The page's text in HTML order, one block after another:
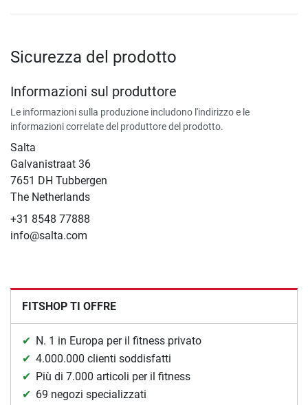
Sicurezza del prodotto
Informazioni sul produttore
Le informazioni sulla produzione includono l'indirizzo e le
informazioni correlate del produttore del prodotto.
Salta
Galvanistraat 36
7651 DH Tubbergen
The Netherlands
+31 8548 77888
info@salta.com
FITSHOP TI OFFRE
N. 1 in Europa per il fitness privato
4.000.000 clienti soddisfatti
Più di 7.000 articoli per il fitness
69 negozi specializzati